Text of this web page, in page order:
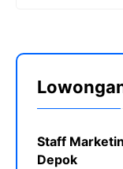
Staff
Depok